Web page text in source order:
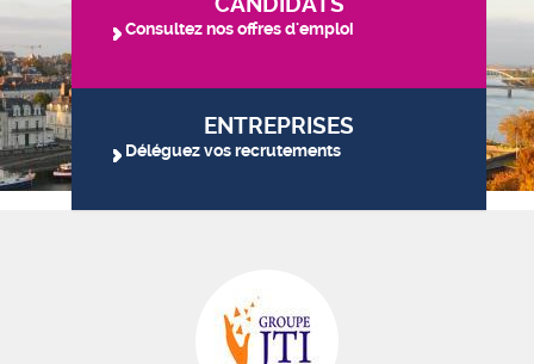
Consultez nos offres d'emploi
ENTREPRISES
Déléguez vos recrutements